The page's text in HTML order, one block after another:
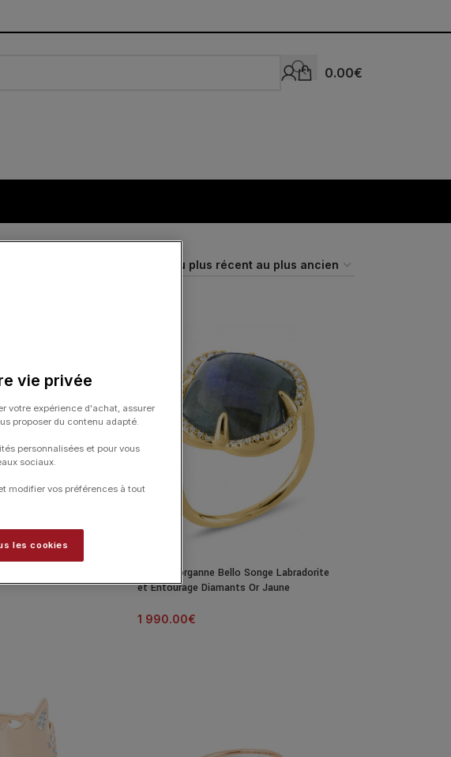
0.00€
Bague Morganne Bello Songe Labradorite
et Entourage Diamants Or Jaune
1 990.00€
vie privée
votre expérience d'achat, assurer
proposer du contenu adapté.
personnalisées et pour vous
sociaux.
modifier vos préférences à tout
les cookies